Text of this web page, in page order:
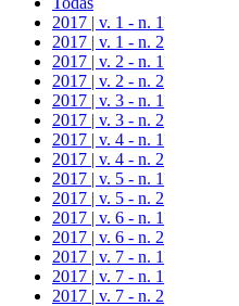
2017 | v. 1 - n. 1
2017 | v. 1 - n. 2
2017 | v. 2 - n. 1
2017 | v. 2 - n. 2
2017 | v. 3 - n. 1
2017 | v. 3 - n. 2
2017 | v. 4 - n. 1
2017 | v. 4 - n. 2
2017 | v. 5 - n. 1
2017 | v. 5 - n. 2
2017 | v. 6 - n. 1
2017 | v. 6 - n. 2
2017 | v. 7 - n. 1
2017 | v. 7 - n. 1
2017 | v. 7 - n. 2